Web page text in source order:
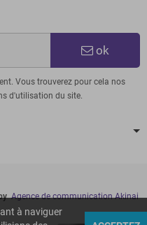
ok
Vous trouverez pour cela nos
d'utilisation du site.
Agence de communication Akinai
à naviguer